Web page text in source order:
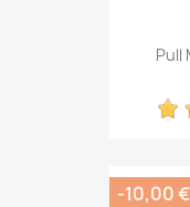
Pull
-10,00 €